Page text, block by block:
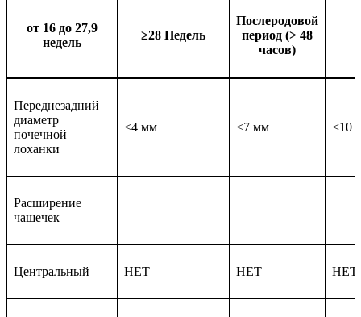
от 16 до 27,9
недель
≥28 Недель
Послеродовой
период (> 48
часов)
Переднезадний
диаметр
почечной
лоханки
<4 мм <7 мм <10
Расширение
чашечек
Центральный НЕТ НЕТ НЕТ